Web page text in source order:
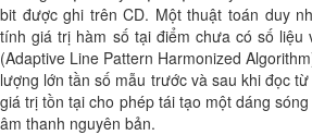
bit được ghi trên CD. Một thuật toán duy
tính giá trị hàm số tại điểm chưa có số liệu
(Adaptive Line Pattern Harmonized
lượng lớn tần số mẫu trước và sau khi đọc
giá trị tồn tại cho phép tái tạo một dáng
âm thanh nguyên bản.